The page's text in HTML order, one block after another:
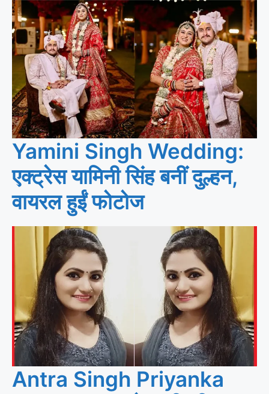
Yamini Singh Wedding:
एक्ट्रेस यामिनी सिंह बनीं दुल्हन,
वायरल हुईं फोटोज
Antra Singh Priyanka